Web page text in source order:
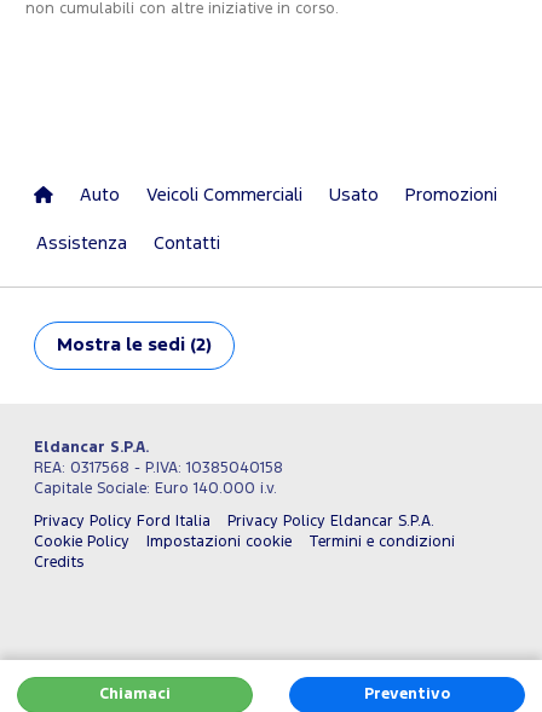
non cumulabili con altre iniziative in corso.
Chiamaci Preventivo
Auto Veicoli Commerciali Usato Promozioni
Assistenza Contatti
Mostra le sedi (2)
Eldancar S.P.A.
REA: 0317568 - P.IVA: 10385040158
Capitale Sociale: Euro 140.000 i.v.
Privacy Policy Ford Italia
Privacy Policy Eldancar S.P.A.
Cookie Policy
Impostazioni cookie
Termini e condizioni
Credits